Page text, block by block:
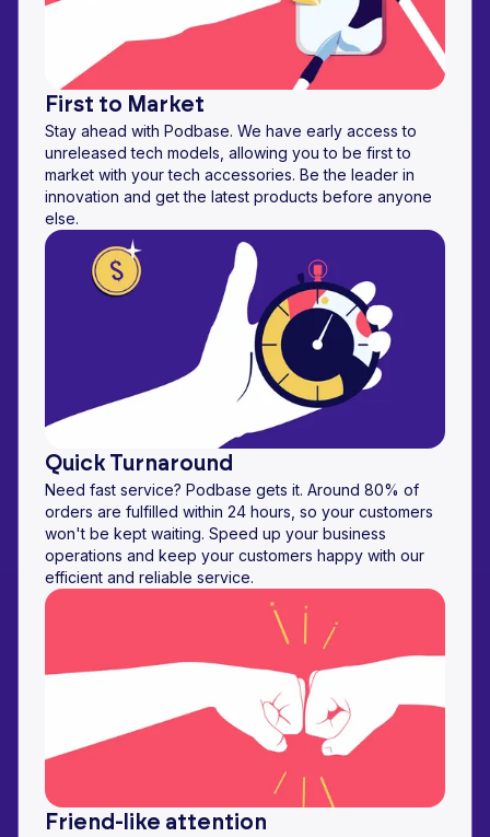
First to Market
Stay ahead with Podbase. We have early access to
unreleased tech models, allowing you to be first to
market with your tech accessories. Be the leader in
innovation and get the latest products before anyone
else.
Quick Turnaround
Need fast service? Podbase gets it. Around 80% of
orders are fulfilled within 24 hours, so your customers
won't be kept waiting. Speed up your business
operations and keep your customers happy with our
efficient and reliable service.
Friend-like attention